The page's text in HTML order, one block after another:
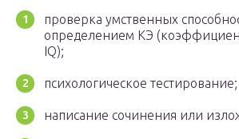
проверка умственных
определением КЭ
IQ);
психологическое тестирование;
написание сочинения или